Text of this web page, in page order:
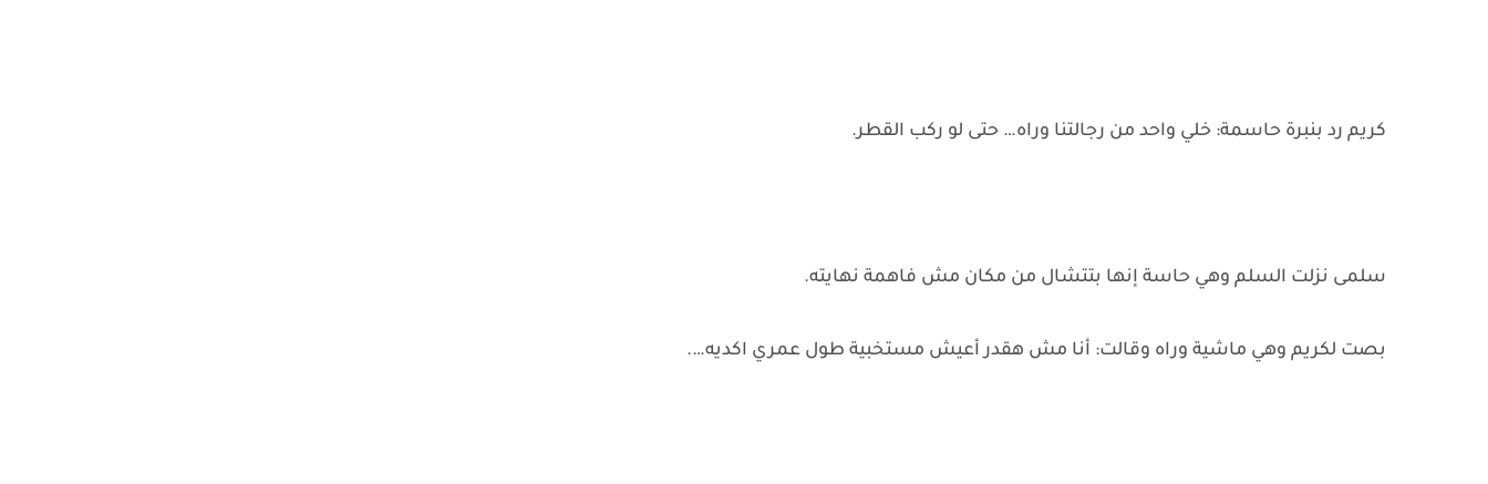
كريم رد بنبرة حاسمة: خلي واحد من رجالتنا وراه… حتى لو ركب القطر.
سلمى نزلت السلم وهي حاسة إنها بتتشال من مكان مش فاهمة نهايته.
بصت لكريم وهي ماشية وراه وقالت: أنا مش هقدر أعيش مستخبية طول عمري اكديه….